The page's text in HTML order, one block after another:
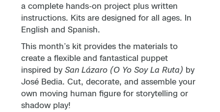
a complete hands-on project plus written
instructions. Kits are designed for all ages. In
English and Spanish.
This month’s kit provides the materials to
create a flexible and fantastical puppet
inspired bySan Lázaro (O Yo Soy La Ruta) by
José Bedia. Cut, decorate, and assemble your
own moving human figure for storytelling or
shadow play!